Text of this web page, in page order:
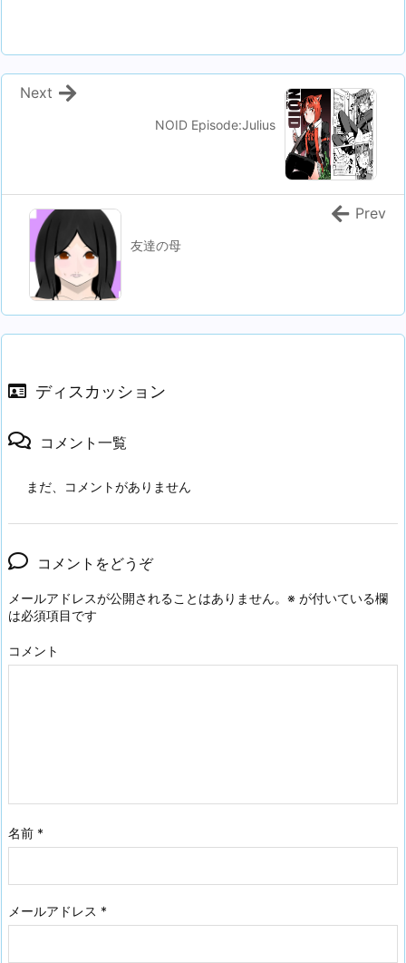
NOID Episode:Julius
Next
友達の母
Prev
ディスカッション
コメント一覧
まだ、コメントがありません
コメントをどうぞ
メールアドレスが公開されることはありません。 ※ が付いている欄
は必須項目です
コメント
名前 *
メールアドレス *